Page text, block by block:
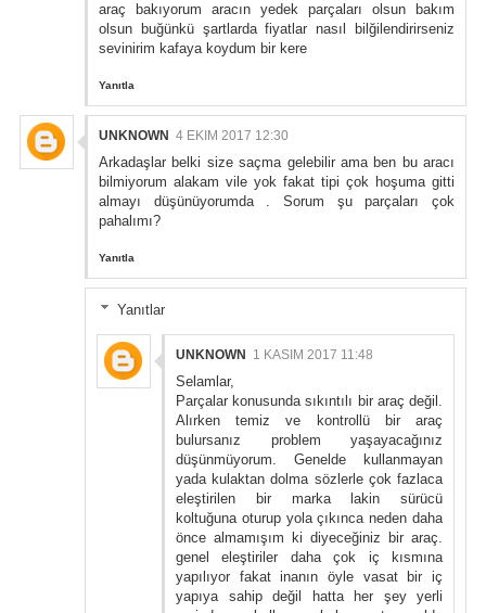
araç bakıyorum aracın yedek parçaları olsun bakım
olsun buğünkü şartlarda fiyatlar nasıl bilğilendirirseniz
sevinirim kafaya koydum bir kere
Yanıtla
UNKNOWN 4 EKIM 2017 12:30
Arkadaşlar belki size saçma gelebilir ama ben bu aracı
bilmiyorum alakam vile yok fakat tipi çok hoşuma gitti
almayı düşünüyorumda . Sorum şu parçaları çok
pahalımı?
Yanıtla
Yanıtlar
UNKNOWN 1 KASIM 2017 11:48
Selamlar,
Parçalar konusunda sıkıntılı bir araç değil.
Alırken temiz ve kontrollü bir araç
bulursanız problem yaşayacağınız
düşünmüyorum. Genelde kullanmayan
yada kulaktan dolma sözlerle çok fazlaca
eleştirilen bir marka lakin sürücü
koltuğuna oturup yola çıkınca neden daha
önce almamışım ki diyeceğiniz bir araç.
genel eleştiriler daha çok iç kısmına
yapılıyor fakat inanın öyle vasat bir iç
yapıya sahip değil hatta her şey yerli